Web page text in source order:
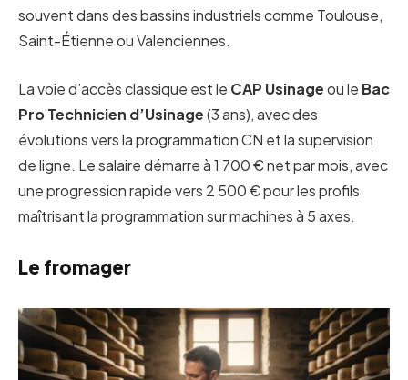
souvent dans des bassins industriels comme Toulouse,
Saint-Étienne ou Valenciennes.
La voie d’accès classique est le CAP Usinageou le Bac
Pro Technicien d’Usinage(3 ans), avec des
évolutions vers la programmation CN et la supervision
de ligne. Le salaire démarre à 1 700 € net par mois, avec
une progression rapide vers 2 500 € pour les profils
maîtrisant la programmation sur machines à 5 axes.
Le fromager